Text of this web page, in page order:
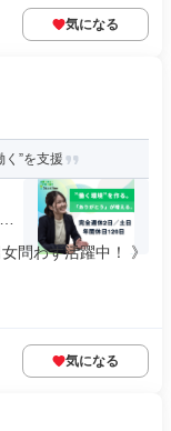
気になる
”を支援
問わず活躍中！ 》
気になる